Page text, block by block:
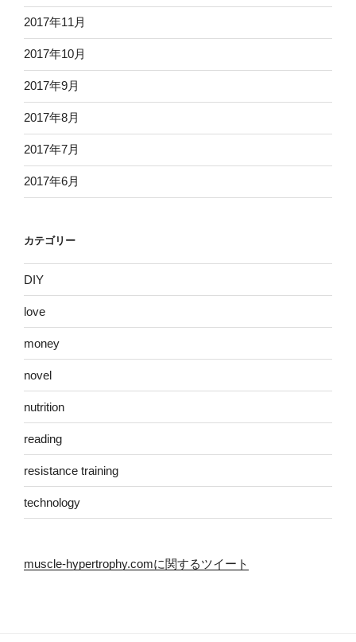
2017年11月
2017年10月
2017年9月
2017年8月
2017年7月
2017年6月
カテゴリー
DIY
love
money
novel
nutrition
reading
resistance training
technology
muscle-hypertrophy.comに関するツイート